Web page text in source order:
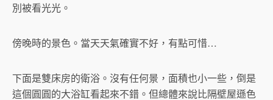
別被看光光。
傍晚時的景色。當天天氣確實不好，有點可惜…
下面是雙床房的衛浴。沒有任何景，面積也小一些，倒是
這個圓圓的大浴缸看起來不錯。但總體來說比隔壁屋遜色